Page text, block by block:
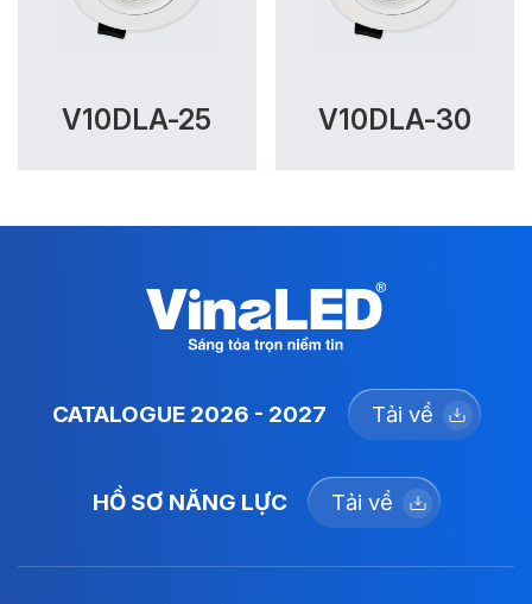
V10DLA-25 V10DLA-30
CATALOGUE 2026 - 2027 Tải về
HỒ SƠ NĂNG LỰC Tải về